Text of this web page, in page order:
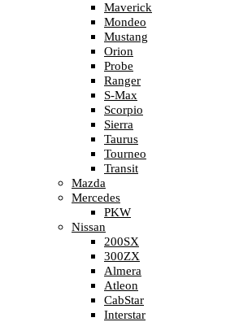
Maverick
Mondeo
Mustang
Orion
Probe
Ranger
S-Max
Scorpio
Sierra
Taurus
Tourneo
Transit
Mazda
Mercedes
PKW
Nissan
200SX
300ZX
Almera
Atleon
CabStar
Interstar